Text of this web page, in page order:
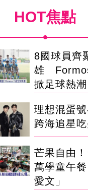
HOT焦點
8國球員齊
雄
掀足球熱潮
理想混蛋
跨海追星吃
芒果自由
萬學童午
愛文」